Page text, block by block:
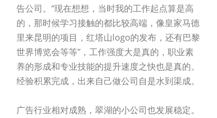
告公司。“现在想想，当时我的工作起点算是高
的，那时候学习接触的都比较高端，像皇家马德
里来昆明的项目，红塔山logo的发布，还有巴黎
世界博览会等等”，工作强度大是真的，职业素
养的形成和专业技能的提升速度之快也是真的。
经验积累完成，出来自己做公司自是水到渠成。
广告行业相对成熟，翠湖的小公司也发展稳定。